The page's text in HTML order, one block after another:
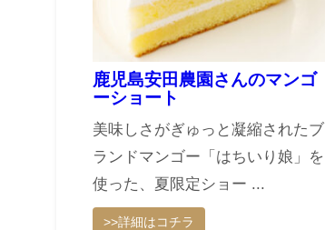
鹿児島安田農園さんのマンゴ
ーショート
美味しさがぎゅっと凝縮されたブ
ランドマンゴー「はちいり娘」を
使った、夏限定ショー ...
>>詳細はコチラ